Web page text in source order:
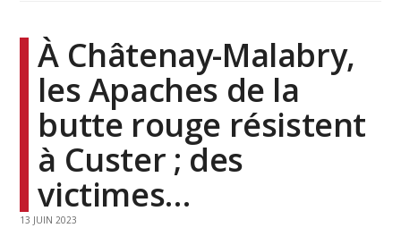
À Châtenay-Malabry,
les Apaches de la
butte rouge résistent
à Custer ; des
victimes…
13 JUIN 2023